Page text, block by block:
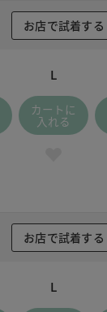
お店で試着する
L
カートに
入れる
お店で試着する
L